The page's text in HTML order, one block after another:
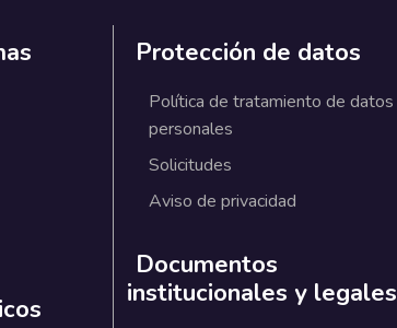
Protección de datos
Política de tratamiento de datos
personales
Solicitudes
Aviso de privacidad
Documentos
institucionales y legales